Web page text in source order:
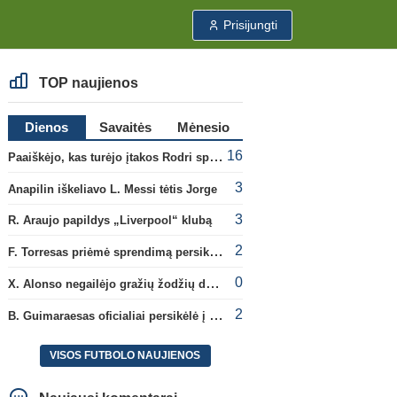
Prisijungti
TOP naujienos
Dienos Savaitės
Mėnesio
Paaiškėjo, kas turėjo įtakos Rodri sprendimui pasirinkti Barselonos pusę 16
Anapilin iškeliavo L. Messi tėtis Jorge 3
R. Araujo papildys „Liverpool“ klubą 3
F. Torresas priėmė sprendimą persikelti į PSG ekipą 2
X. Alonso negailėjo gražių žodžių dabartiniam savo klubui „Chelsea“ 0
B. Guimaraesas oficialiai persikėlė į „Arsenal“ klubą 2
VISOS FUTBOLO NAUJIENOS